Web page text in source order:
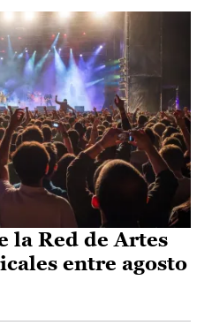
la Red de Artes
entre agosto